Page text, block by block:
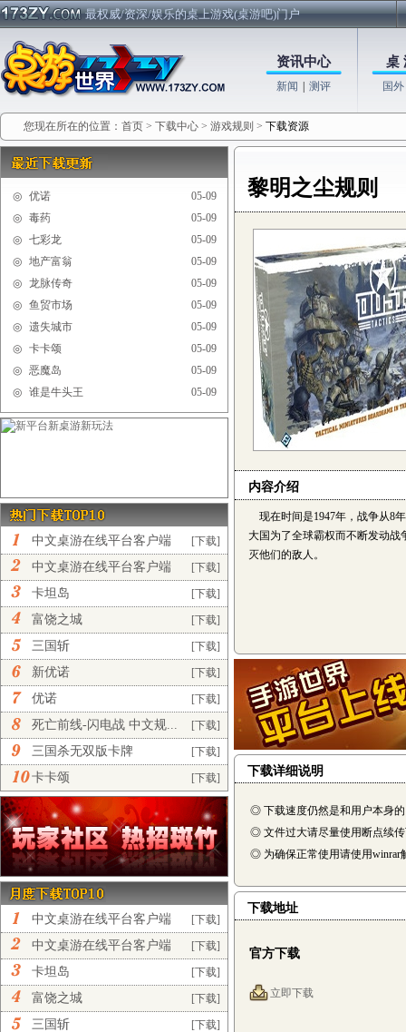
最权威/资深/娱乐的桌上游戏(桌游吧)门户
资讯中心
新闻 测评
桌
国外
您现在所在的位置： 首页 > 下载中心 > 游戏规则 > 下载资源
05-09
◎ 优诺
05-09
◎ 毒药
05-09
◎ 七彩龙
05-09
◎ 地产富翁
05-09
◎ 龙脉传奇
05-09
◎ 鱼贸市场
05-09
◎ 遗失城市
05-09
◎ 卡卡颂
05-09
◎ 恶魔岛
05-09
◎ 谁是牛头王
[下载]
中文桌游在线平台客户端
完... [下载]
中文桌游在线平台客户端
正... [下载]
卡坦岛
[下载]
富饶之城
[下载]
三国斩
[下载]
新优诺
[下载]
优诺
[下载]
死亡前线-闪电战 中文规...
[下载]
三国杀无双版卡牌
[下载]
卡卡颂
[下载]
中文桌游在线平台客户端
完... [下载]
中文桌游在线平台客户端
正... [下载]
卡坦岛
[下载]
富饶之城
[下载]
三国斩
黎明之尘规则
内容介绍
现在时间是1947年，战争从8
大国为了全球霸权而不断发动战
灭他们的敌人。
下载详细说明
◎ 下载速度仍然是和用户本身
◎ 文件过大请尽量使用断点续
◎ 为确保正常使用请使用winrar
下载地址
官方下载
立即下载